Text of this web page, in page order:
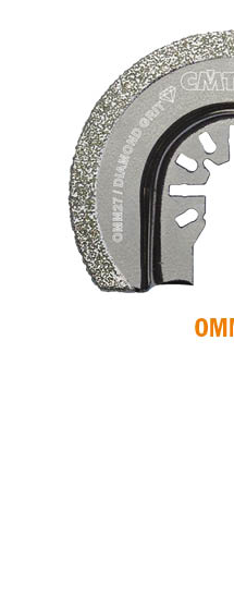
LAMES CIRCULAIRES
CMT CONTRACTOR
TOOLS® - ITK PLUS®